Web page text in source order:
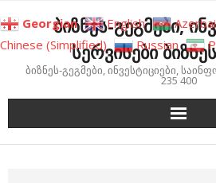
to
content
ბიზნეს-გეგმები,
სერვისები
ბიზნეს-გეგმები, ინვესტიციები,
235 400
Georgian English
Chinese (Simplified)
Russian